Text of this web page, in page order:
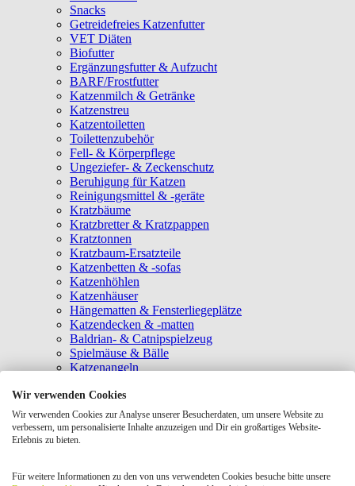
Snacks
Getreidefreies Katzenfutter
VET Diäten
Biofutter
Ergänzungsfutter & Aufzucht
BARF/Frostfutter
Katzenmilch & Getränke
Katzenstreu
Katzentoiletten
Toilettenzubehör
Fell- & Körperpflege
Ungeziefer- & Zeckenschutz
Beruhigung für Katzen
Reinigungsmittel & -geräte
Kratzbäume
Kratzbretter & Kratzpappen
Kratztonnen
Kratzbaum-Ersatzteile
Katzenbetten & -sofas
Katzenhöhlen
Katzenhäuser
Hängematten & Fensterliegeplätze
Katzendecken & -matten
Baldrian- & Catnipspielzeug
Spielmäuse & Bälle
Katzenangeln
Laserpointer & Elektrospielzeug
Katzentunnel
Clicker & Target Sticks für Katzen
Weiteres Katzenspielzeug
Tragetaschen
Wir verwenden Cookies
Wir verwenden Cookies zur Analyse unserer Besucherdaten, um unsere Website zu
verbessern, um personalisierte Inhalte anzuzeigen und Dir ein großartiges Website-
Erlebnis zu bieten.
Für weitere Informationen zu den von uns verwendeten Cookies besuche bitte unsere